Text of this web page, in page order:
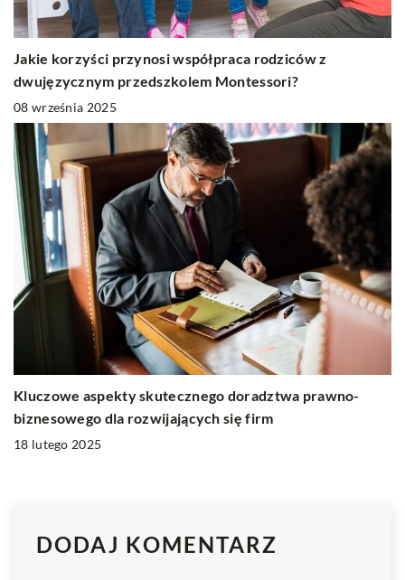
Jakie korzyści przynosi współpraca rodziców z
dwujęzycznym przedszkolem Montessori?
08 września 2025
Kluczowe aspekty skutecznego doradztwa prawno-
biznesowego dla rozwijających się firm
18 lutego 2025
DODAJ KOMENTARZ